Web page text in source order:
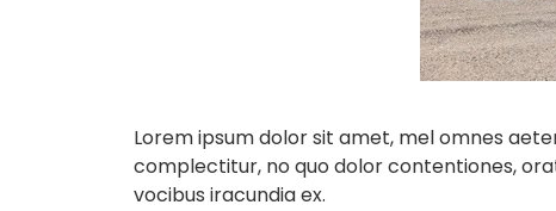
Lorem ipsum dolor sit amet, mel omnes
complectitur, no quo dolor contentiones,
vocibus iracundia ex.